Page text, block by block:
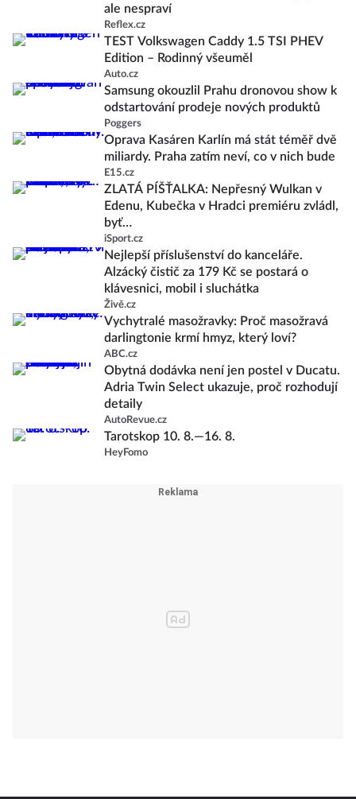
ale nespraví
Reflex.cz
TEST Volkswagen Caddy 1.5 TSI PHEV
Edition – Rodinný všeuměl
Auto.cz
Samsung okouzlil Prahu dronovou show k
odstartování prodeje nových produktů
Poggers
Oprava Kasáren Karlín má stát téměř dvě
miliardy. Praha zatím neví, co v nich bude
E15.cz
ZLATÁ PÍŠŤALKA: Nepřesný Wulkan v
Edenu, Kubečka v Hradci premiéru zvládl,
byť…
iSport.cz
Nejlepší příslušenství do kanceláře.
Alzácký čistič za 179 Kč se postará o
klávesnici, mobil i sluchátka
Živě.cz
Vychytralé masožravky: Proč masožravá
darlingtonie krmí hmyz, který loví?
ABC.cz
Obytná dodávka není jen postel v Ducatu.
Adria Twin Select ukazuje, proč rozhodují
detaily
AutoRevue.cz
Tarotskop 10. 8.—16. 8.
HeyFomo